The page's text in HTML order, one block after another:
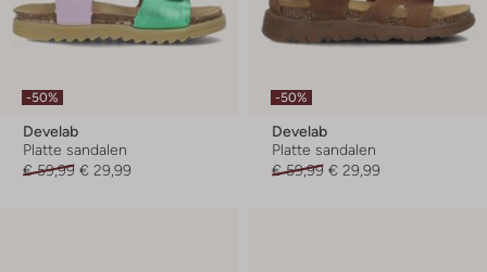
-50%
Develab
Platte sandalen
€ 59,99 € 29,99
-50%
Develab
Platte sandalen
€ 59,99 € 29,99